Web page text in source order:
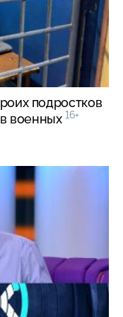
подростков
военных 16+